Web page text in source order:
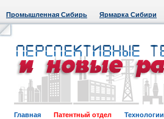
Промышленная Сибирь Ярмарка Сибири
Главная Патентный отдел Технологии